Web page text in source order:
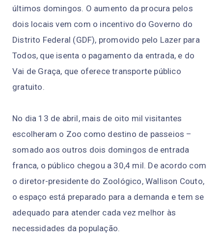
últimos domingos. O aumento da procura pelos
dois locais vem com o incentivo do Governo do
Distrito Federal (GDF), promovido pelo Lazer para
Todos, que isenta o pagamento da entrada, e do
Vai de Graça, que oferece transporte público
gratuito.
No dia 13 de abril, mais de oito mil visitantes
escolheram o Zoo como destino de passeios –
somado aos outros dois domingos de entrada
franca, o público chegou a 30,4 mil. De acordo com
o diretor-presidente do Zoológico, Wallison Couto,
o espaço está preparado para a demanda e tem se
adequado para atender cada vez melhor às
necessidades da população.